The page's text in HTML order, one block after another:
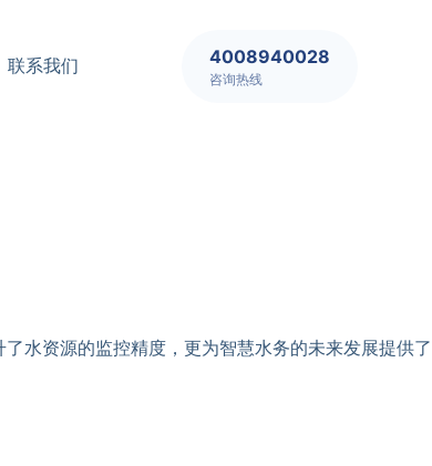
联系我们 4008940028
咨询热线
水资源的监控精度，更为智慧水务的未来发展提供了